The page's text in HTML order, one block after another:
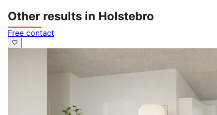
Other results in Holstebro
Free contact